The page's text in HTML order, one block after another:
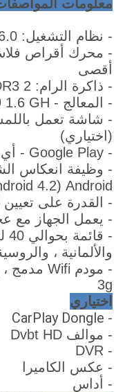
معلومات
- نظام التشغيل: Android 6.0
أقصى
- ذاكرة الرام: DDR3 2 جيجا بايت
- المعالج - T3 Quad Core Cortex A9 1.6 GH
- شاشة تعمل
(اختياري)
- Google Play - أي برنامج ، مزيج وسائط
Android (android 4.2 والإصدارات الأحدث).
- القدرة على
- يعمل الجهاز مع
-
والألمانية ،
3g
اختياري
- CarPlay Dongle
- موالف Dvbt HD
- DVR
- عكس الكاميرا
- أداس